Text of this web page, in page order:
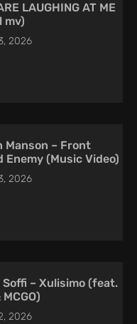
LAUGHING AT ME
mv)
2026
Manson – Front
Enemy (Music Video)
2026
– Xulisimo (feat.
2026